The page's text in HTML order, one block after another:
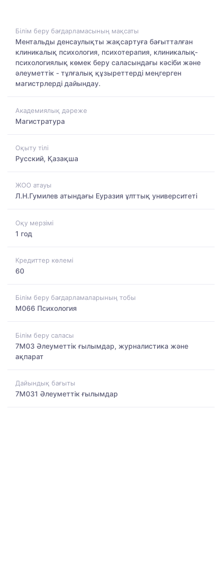
Білім беру бағдарламасының мақсаты
Ментальды денсаулықты жақсартуға бағытталған
клиникалық психология, психотерапия, клиникалық-
психологиялық көмек беру саласындағы кәсіби және
әлеуметтік - тұлғалық құзыреттерді меңгерген
магистрлерді дайындау.
Академиялық дәреже
Магистратура
Оқыту тілі
Русский, Қазақша
ЖОО атауы
Л.Н.Гумилев атындағы Еуразия ұлттық университеті
Оқу мерзімі
1 год
Кредиттер көлемі
60
Білім беру бағдарламаларының тобы
M066 Психология
Білім беру саласы
7M03 Әлеуметтік ғылымдар, журналистика және
ақпарат
Дайындық бағыты
7M031 Әлеуметтік ғылымдар